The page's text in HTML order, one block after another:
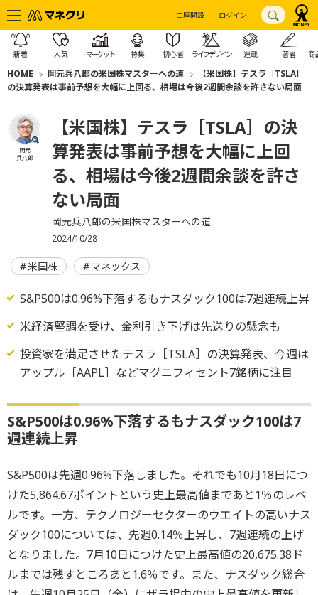
口座開設 ログイン
新着 人気 マーケット 特集 初心者 ライフデザイン 連載 著者 商
HOME 岡元兵八郎の米国株マスターへの道
【米国株】テスラ［TSLA］
の決算発表は事前予想を大幅に上回る、相場は今後2週間余談を許さない局面
岡元
兵八郎
【米国株】テスラ［TSLA］の決
算発表は事前予想を大幅に上回
る、相場は今後2週間余談を許さ
ない局面
岡元兵八郎の米国株マスターへの道
2024/10/28
米国株 マネックス
S&P500は0.96%下落するもナスダック100は7週連続上昇
米経済堅調を受け、金利引き下げは先送りの懸念も
投資家を満足させたテスラ［TSLA］の決算発表、今週は
アップル［AAPL］などマグニフィセント7銘柄に注目
S&P500は0.96%下落するもナスダック100は7
週連続上昇
S&P500は先週0.96%下落しました。それでも10月18日につ
けた5,864.67ポイントという史上最高値まであと1％のレベ
ルです。一方、テクノロジーセクターのウエイトの高いナス
ダック100については、先週0.14％上昇し、7週連続の上げ
となりました。7月10日につけた史上最高値の20,675.38ド
ルまでは残すところあと1.6％です。また、ナスダック総合